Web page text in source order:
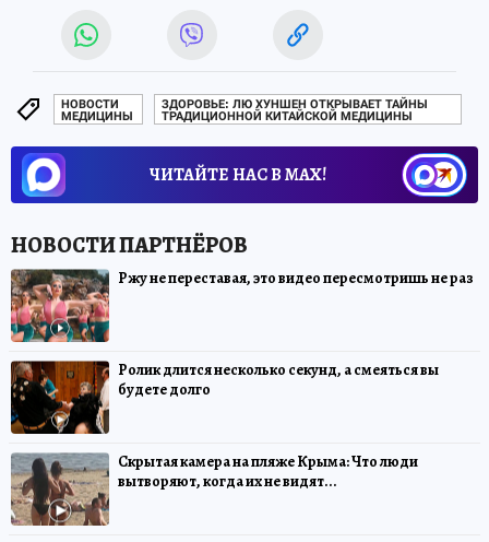
НОВОСТИ
МЕДИЦИНЫ
ЗДОРОВЬЕ: ЛЮ ХУНШЕН ОТКРЫВАЕТ ТАЙНЫ
ТРАДИЦИОННОЙ КИТАЙСКОЙ МЕДИЦИНЫ
ЧИТАЙТЕ НАС В МАХ!
Ржу не переставая, это видео пересмотришь не раз
Ролик длится несколько секунд, а смеяться вы
будете долго
Скрытая камера на пляже Крыма: Что люди
вытворяют, когда их не видят...